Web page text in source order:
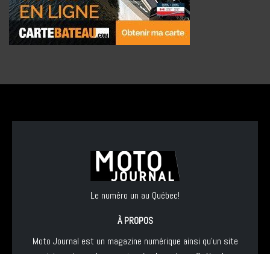
Le numéro un au Québec!
À PROPOS
Moto Journal est un magazine numérique ainsi qu'un site